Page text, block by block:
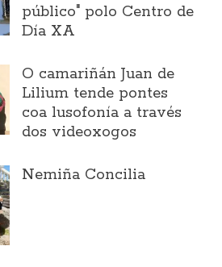
público" polo Centro de
Día XA
O camariñán Juan de
Lilium tende pontes
coa lusofonía a través
dos videoxogos
Nemiña Concilia